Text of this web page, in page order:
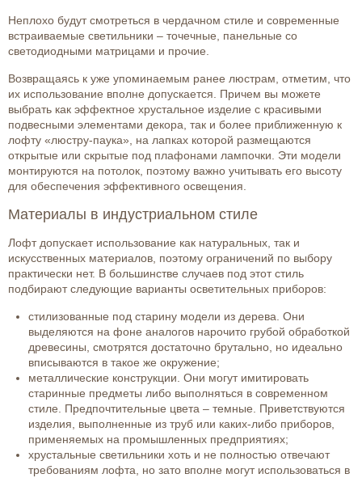
Неплохо будут смотреться в чердачном стиле и современные
встраиваемые светильники – точечные, панельные со
светодиодными матрицами и прочие.
Возвращаясь к уже упоминаемым ранее люстрам, отметим, что
их использование вполне допускается. Причем вы можете
выбрать как эффектное хрустальное изделие с красивыми
подвесными элементами декора, так и более приближенную к
лофту «люстру-паука», на лапках которой размещаются
открытые или скрытые под плафонами лампочки. Эти модели
монтируются на потолок, поэтому важно учитывать его высоту
для обеспечения эффективного освещения.
Материалы в индустриальном стиле
Лофт допускает использование как натуральных, так и
искусственных материалов, поэтому ограничений по выбору
практически нет. В большинстве случаев под этот стиль
подбирают следующие варианты осветительных приборов:
стилизованные под старину модели из дерева. Они
выделяются на фоне аналогов нарочито грубой обработкой
древесины, смотрятся достаточно брутально, но идеально
вписываются в такое же окружение;
металлические конструкции. Они могут имитировать
старинные предметы либо выполняться в современном
стиле. Предпочтительные цвета – темные. Приветствуются
изделия, выполненные из труб или каких-либо приборов,
применяемых на промышленных предприятиях;
хрустальные светильники хоть и не полностью отвечают
требованиям лофта, но зато вполне могут использоваться в